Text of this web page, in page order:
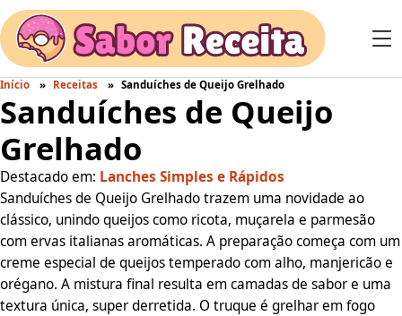
Início Receitas Sanduíches de Queijo Grelhado
Sanduíches de Queijo
Grelhado
Destacado em: Lanches Simples e Rápidos
Sanduíches de Queijo Grelhado trazem uma novidade ao
clássico, unindo queijos como ricota, muçarela e parmesão
com ervas italianas aromáticas. A preparação começa com um
creme especial de queijos temperado com alho, manjericão e
orégano. A mistura final resulta em camadas de sabor e uma
textura única, super derretida. O truque é grelhar em fogo